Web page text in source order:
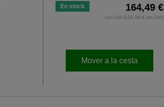
En stock 164,49 €
con IVA (135,94 € sin IVA)
Mover a la cesta